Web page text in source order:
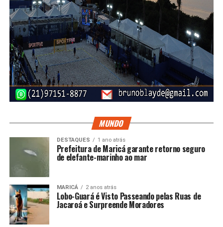
MUNDO
DESTAQUES 1 ano atrás
Prefeitura de Maricá garante retorno seguro
de elefante-marinho ao mar
MARICÁ 2 anos atrás
Lobo-Guará é Visto Passeando pelas Ruas de
Jacaroá e Surpreende Moradores